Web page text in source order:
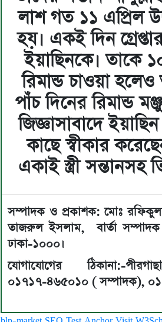
লাশ গত ১১ এপ্রিল
হয়। একই দিন
ইয়াছিনকে। তাকে
রিমান্ড চাওয়া
পাঁচ দিনের রিমান্ড
জিজ্ঞাসাবাদে
কাছে স্বীকার
একাই স্ত্রী সন্তানসহ
সম্পাদক ও প্রকাশক: মোঃ রফিকুল
তাজরুল‌‌ ইসলাম, বার্তা
ঢাকা-১০০০।
যোগাযোগের ঠিকানা:-
০১৭১৭-৪৬৫০১০ ( সম্পাদক),